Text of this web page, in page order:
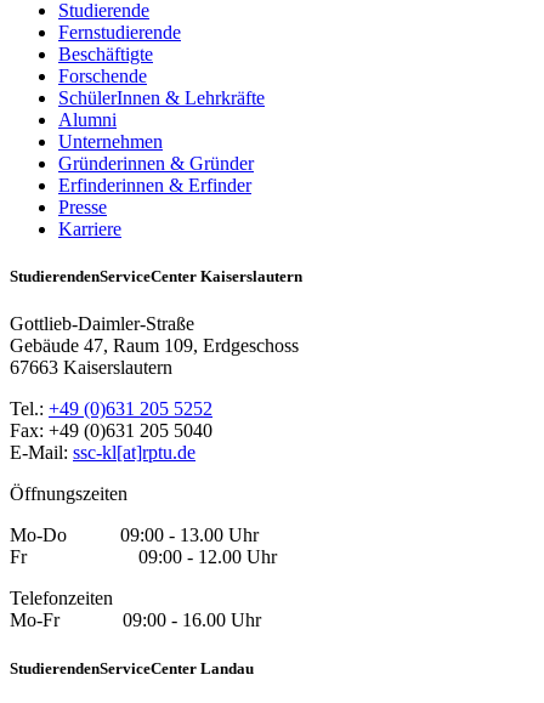
Studierende
Fernstudierende
Beschäftigte
Forschende
SchülerInnen & Lehrkräfte
Alumni
Unternehmen
Gründerinnen & Gründer
Erfinderinnen & Erfinder
Presse
Karriere
StudierendenServiceCenter Kaiserslautern
Gottlieb-Daimler-Straße
Gebäude 47, Raum 109, Erdgeschoss
67663 Kaiserslautern
Tel.: +49 (0)631 205 5252
Fax: +49 (0)631 205 5040
E-Mail: ssc-kl[at]rptu.de
Öffnungszeiten
Mo-Do 09:00 - 13.00 Uhr
Fr 09:00 - 12.00 Uhr
Telefonzeiten
Mo-Fr 09:00 - 16.00 Uhr
StudierendenServiceCenter Landau